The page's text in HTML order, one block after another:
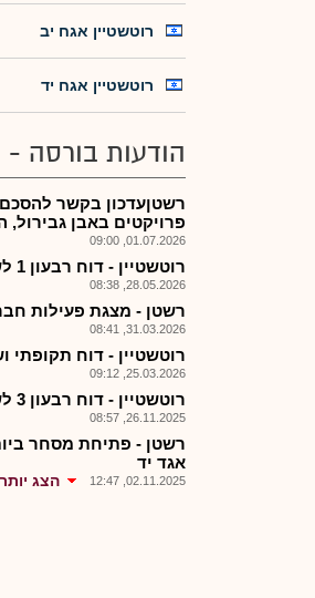
רוטשטיין אגח יב
רוטשטיין אגח יד
הודעות בורסה -
רשטןעדכון בקשר
פרויקטים באבן
01.07.2026, 09:00
רוטשטיין - דוח רבעון 1 לשנת 2026
28.05.2026, 08:38
רשטן - מצגת פעילות חברה-
31.03.2026, 08:41
רוטשטיין - דוח תקופתי
25.03.2026, 09:12
רוטשטיין - דוח רבעון 3 לשנת 2025
26.11.2025, 08:57
אגד יד
02.11.2025, 12:47 הצג יותר